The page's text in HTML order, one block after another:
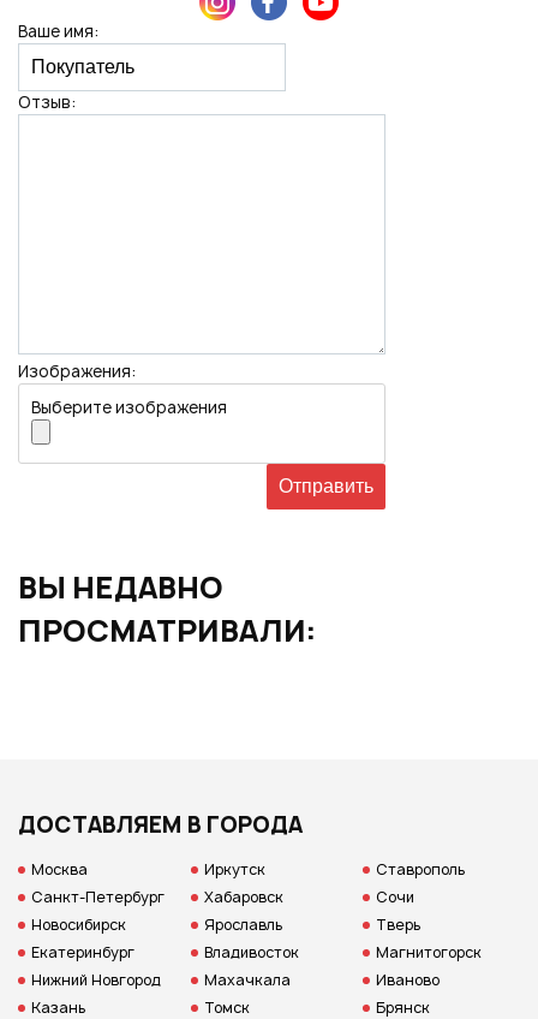
Ваше имя:
Отзыв:
Изображения:
Выберите изображения
ВЫ НЕДАВНО
ПРОСМАТРИВАЛИ:
ДОСТАВЛЯЕМ В ГОРОДА
Москва
Санкт-Петербург
Новосибирск
Екатеринбург
Нижний Новгород
Казань
Иркутск
Хабаровск
Ярославль
Владивосток
Махачкала
Томск
Ставрополь
Сочи
Тверь
Магнитогорск
Иваново
Брянск